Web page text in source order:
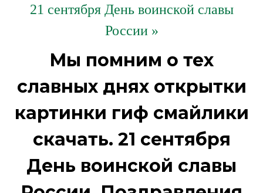
21 сентября День воинской славы
России »
Мы помним о тех
славных днях открытки
картинки гиф смайлики
скачать. 21 сентября
День воинской славы